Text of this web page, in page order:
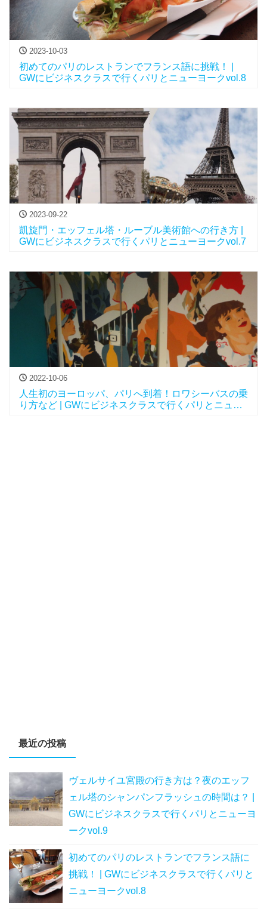
2023-10-03
初めてのパリのレストランでフランス語に挑戦！ |
GWにビジネスクラスで行くパリとニューヨークvol.8
2023-09-22
凱旋門・エッフェル塔・ルーブル美術館への行き方 |
GWにビジネスクラスで行くパリとニューヨークvol.7
2022-10-06
人生初のヨーロッパ、パリへ到着！ロワシーバスの乗
り方など | GWにビジネスクラスで行くパリとニュー
最近の投稿
ヴェルサイユ宮殿の行き方は？夜のエッフ
ェル塔のシャンパンフラッシュの時間は？ |
GWにビジネスクラスで行くパリとニューヨ
ークvol.9
初めてのパリのレストランでフランス語に
挑戦！ | GWにビジネスクラスで行くパリと
ニューヨークvol.8